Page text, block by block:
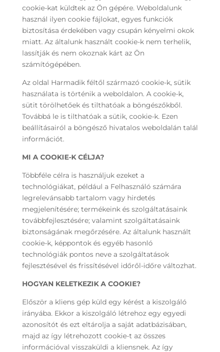
cookie-kat küldtek az Ön gépére. Weboldalunk
használ ilyen cookie fájlokat, egyes funkciók
biztosítása érdekében vagy csupán kényelmi okok
miatt. Az általunk használt cookie-k nem terhelik,
lassítják és nem okoznak kárt az Ön
számítógépében.
Az oldal Harmadik féltől származó cookie-k, sütik
használata is történik a weboldalon. A cookie-k,
sütit törölhetőek és tilthatóak a böngészőkből.
Továbbá le is tilthatóak a sütik, cookie-k. Ezen
beállításairól a böngésző hivatalos weboldalán talál
információt.
MI A COOKIE-K CÉLJA?
Többféle célra is használjuk ezeket a
technológiákat, például a Felhasználó számára
legrelevánsabb tartalom vagy hirdetés
megjelenítésére; termékeink és szolgáltatásaink
továbbfejlesztésére; valamint szolgáltatásaink
biztonságának megőrzésére. Az általunk használt
cookie-k, képpontok és egyéb hasonló
technológiák pontos neve a szolgáltatások
fejlesztésével és frissítésével időről-időre változhat.
HOGYAN KELETKEZIK A COOKIE?
Először a kliens gép küld egy kérést a kiszolgáló
irányába. Ekkor a kiszolgáló létrehoz egy egyedi
azonosítót és ezt eltárolja a saját adatbázisában,
majd az így létrehozott cookie-t az összes
információval visszaküldi a kliensnek. Az így